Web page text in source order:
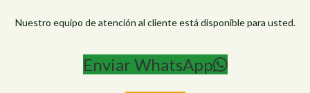
Nuestro equipo de atención al cliente está disponible para usted.
Enviar WhatsApp